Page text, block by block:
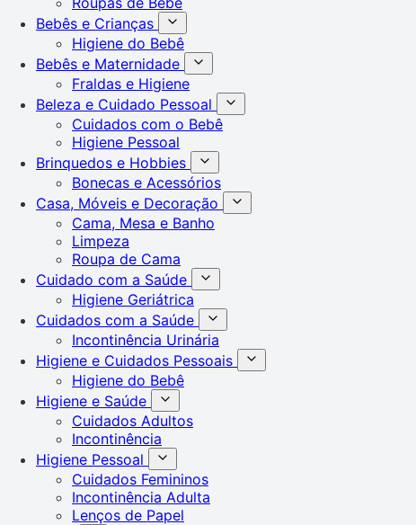
Bebês e Crianças
Higiene do Bebê
Bebês e Maternidade
Fraldas e Higiene
Beleza e Cuidado Pessoal
Cuidados com o Bebê
Higiene Pessoal
Brinquedos e Hobbies
Bonecas e Acessórios
Casa, Móveis e Decoração
Cama, Mesa e Banho
Limpeza
Roupa de Cama
Cuidado com a Saúde
Higiene Geriátrica
Cuidados com a Saúde
Incontinência Urinária
Higiene e Cuidados Pessoais
Higiene do Bebê
Higiene e Saúde
Cuidados Adultos
Incontinência
Higiene Pessoal
Cuidados Femininos
Incontinência Adulta
Lenços de Papel